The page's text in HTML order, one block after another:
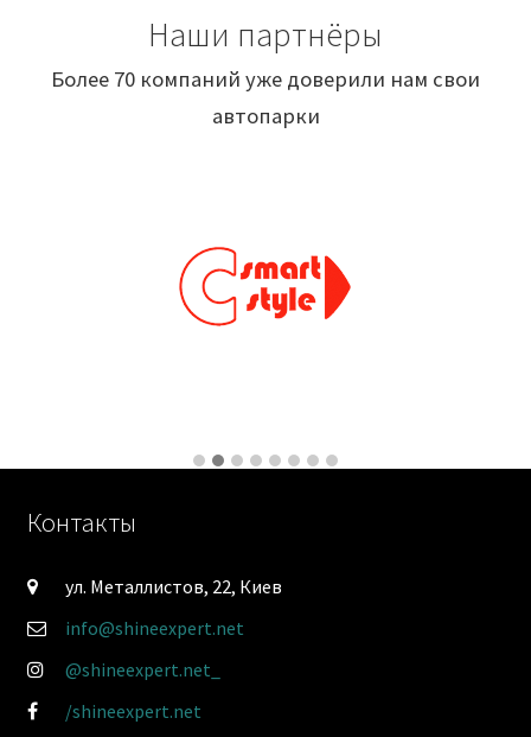
Наши партнёры
Более 70 компаний уже доверили нам свои
автопарки
Контакты
ул. Металлистов, 22, Киев
info@shineexpert.net
@shineexpert.net_
/shineexpert.net